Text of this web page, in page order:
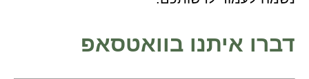
דברו איתנו בוואטסאפ